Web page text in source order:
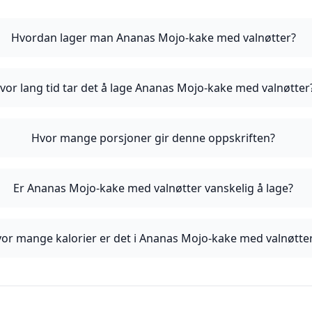
Hvordan lager man Ananas Mojo-kake med valnøtter?
lang tid tar det å lage Ananas Mojo-kake med
Hvor mange porsjoner gir denne oppskriften?
Er Ananas Mojo-kake med valnøtter vanskelig å lage?
mange kalorier er det i Ananas Mojo-kake med